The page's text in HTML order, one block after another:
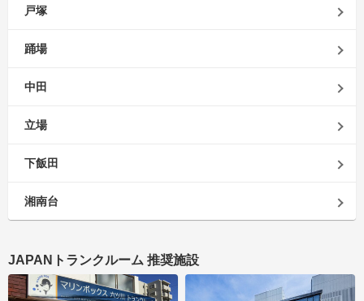
戸塚
踊場
中田
立場
下飯田
湘南台
JAPANトランクルーム 推奨施設